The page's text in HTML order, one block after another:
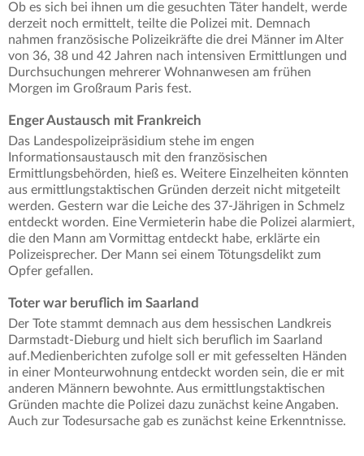
Ob es sich bei ihnen um die gesuchten Täter handelt, werde
derzeit noch ermittelt, teilte die Polizei mit. Demnach
nahmen französische Polizeikräfte die drei Männer im Alter
von 36, 38 und 42 Jahren nach intensiven Ermittlungen und
Durchsuchungen mehrerer Wohnanwesen am frühen
Morgen im Großraum Paris fest.
Enger Austausch mit Frankreich
Das Landespolizeipräsidium stehe im engen
Informationsaustausch mit den französischen
Ermittlungsbehörden, hieß es. Weitere Einzelheiten könnten
aus ermittlungstaktischen Gründen derzeit nicht mitgeteilt
werden. Gestern war die Leiche des 37-Jährigen in Schmelz
entdeckt worden. Eine Vermieterin habe die Polizei alarmiert,
die den Mann am Vormittag entdeckt habe, erklärte ein
Polizeisprecher. Der Mann sei einem Tötungsdelikt zum
Opfer gefallen.
Toter war beruflich im Saarland
Der Tote stammt demnach aus dem hessischen Landkreis
Darmstadt-Dieburg und hielt sich beruflich im Saarland
auf.Medienberichten zufolge soll er mit gefesselten Händen
in einer Monteurwohnung entdeckt worden sein, die er mit
anderen Männern bewohnte. Aus ermittlungstaktischen
Gründen machte die Polizei dazu zunächst keine Angaben.
Auch zur Todesursache gab es zunächst keine Erkenntnisse.